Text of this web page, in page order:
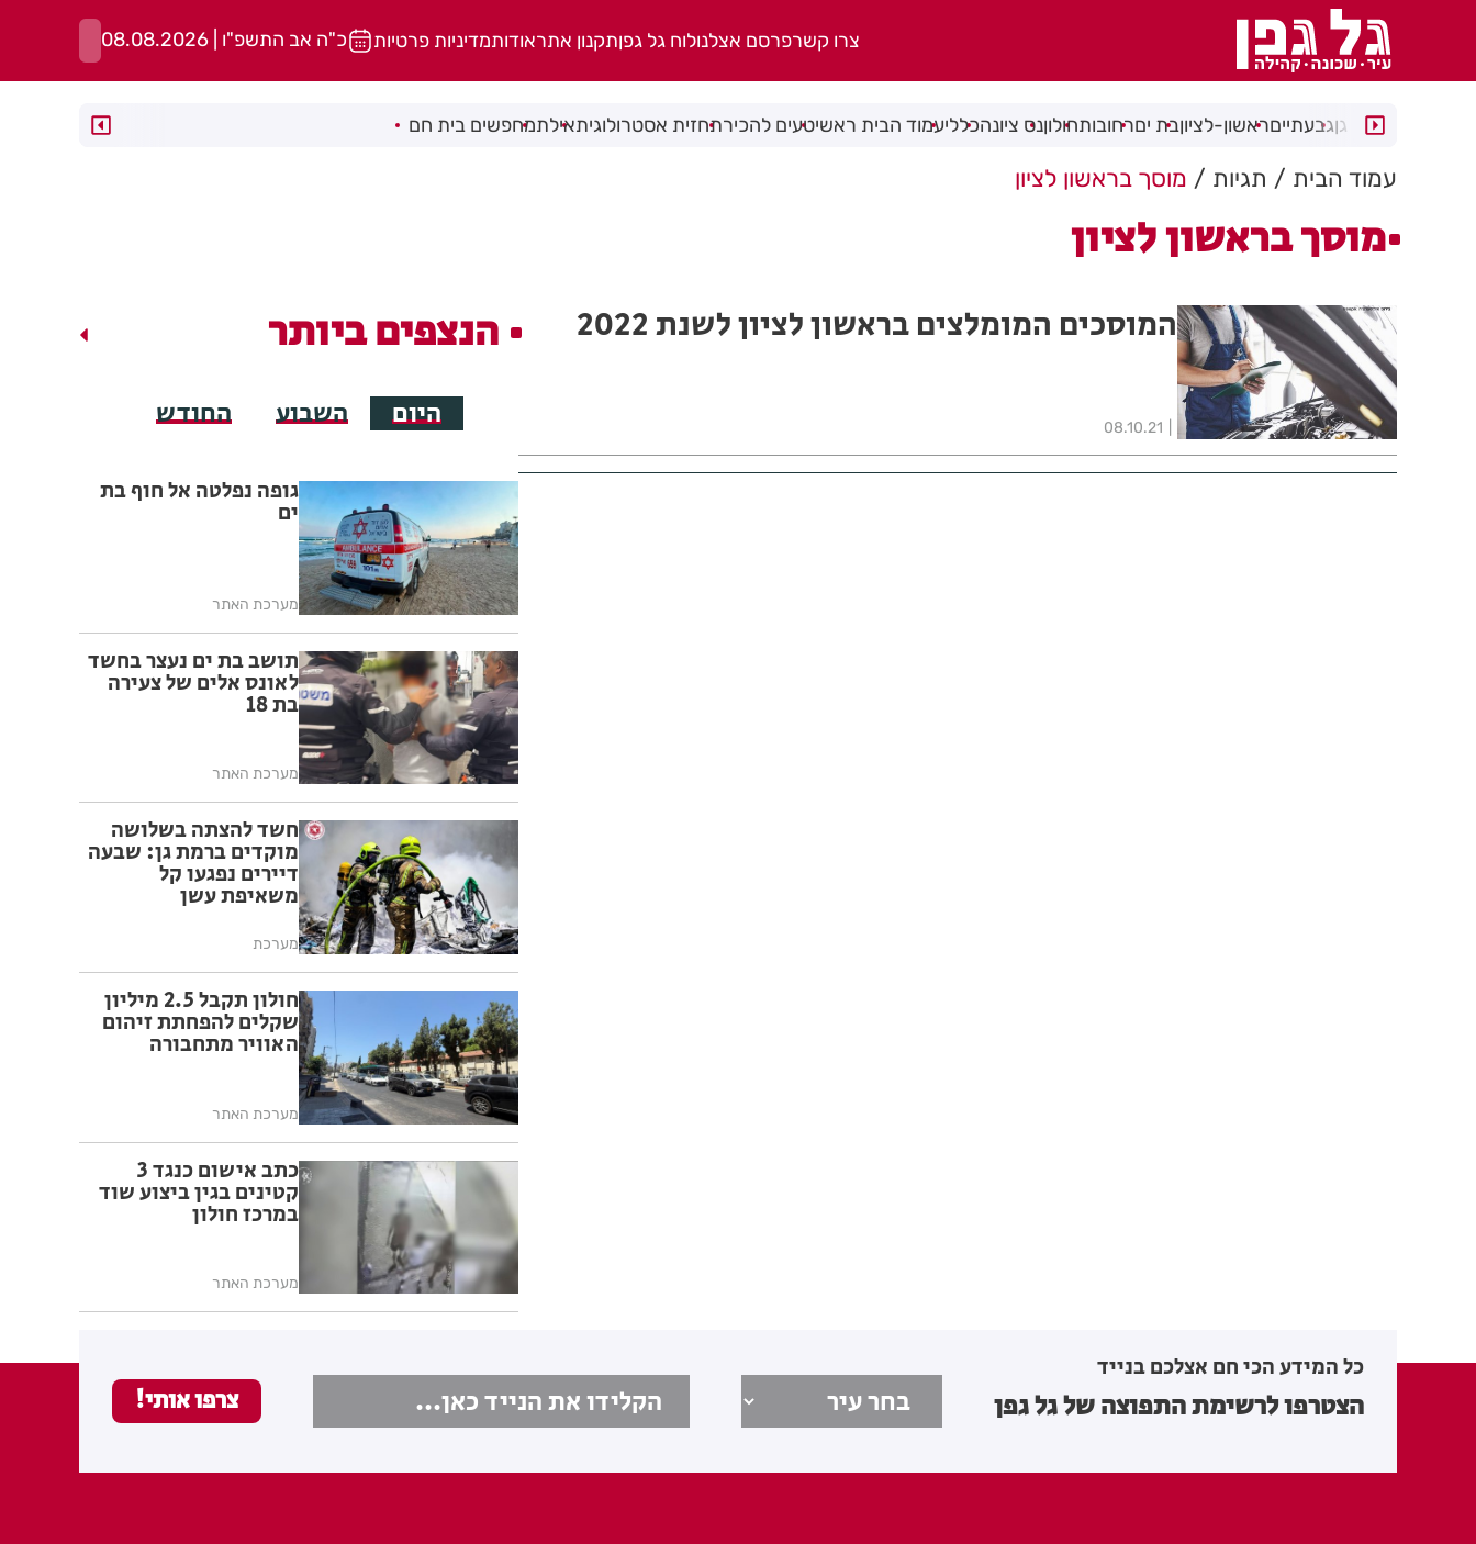
צרו קשרפרסם אצלנולוח גל גפןתקנון אתראודותמדיניות פרטיות כ"ה אב התשפ"ו | 08.08.2026
רמת גןגבעתייםראשון-לציוןבת יםרחובותחולוןנס ציונהכלליעמוד הבית ראשיטעים להכירתחזית אסטרולוגיתאילתמחפשים בית חם
עמוד הבית תגיות מוסך בראשון לציון
מוסך בראשון לציון
המוסכים המומלצים בראשון לציון לשנת 2022
08.10.21
הנצפים ביותר
היום השבוע החודש
גופה נפלטה אל חוף בת
ים
מערכת האתר
תושב בת ים נעצר בחשד
לאונס אלים של צעירה
בת 18
מערכת האתר
חשד להצתה בשלושה
מוקדים ברמת גן: שבעה
דיירים נפגעו קל
משאיפת עשן
מערכת
חולון תקבל 2.5 מיליון
שקלים להפחתת זיהום
האוויר מתחבורה
מערכת האתר
כתב אישום כנגד 3
קטינים בגין ביצוע שוד
במרכז חולון
מערכת האתר
כל המידע הכי חם אצלכם בנייד
הצטרפו לרשימת התפוצה של גל גפן